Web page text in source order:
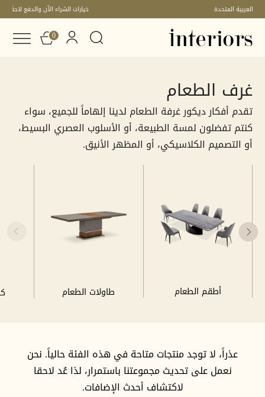
توصيل مجاني الى جميع أنحاء دولة الإمارات العربية المتحدة
0
غرف الطعام
تقدم أفكار ديكور غرفة الطعام لدينا إلهاماً للجميع، سواء
كنتم تفضلون لمسة الطبيعة، أو الأسلوب العصري البسيط،
أو التصميم الكلاسيكي، أو المظهر الأنيق.
أطقم الطعام طاولات الطعام
عذراً، لا توجد منتجات متاحة في هذه الفئة حالياً. نحن
نعمل على تحديث مجموعتنا باستمرار، لذا عُد لاحقا
لاكتشاف أحدث الإضافات.